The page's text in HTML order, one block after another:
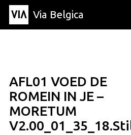
Via Belgica
Artikel
Bildung
Rezept
Freunde
Über Via
Kontakt
Presse
AFL01 VOED DE
ROMEIN IN JE –
MORETUM